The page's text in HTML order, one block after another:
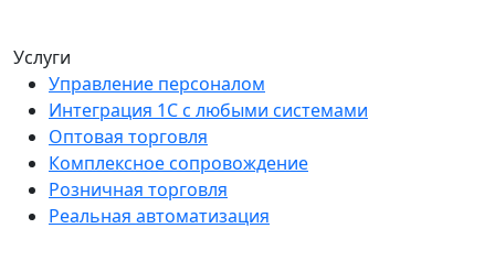
Услуги
Управление персоналом
Интеграция 1С с любыми системами
Оптовая торговля
Комплексное сопровождение
Розничная торговля
Реальная автоматизация